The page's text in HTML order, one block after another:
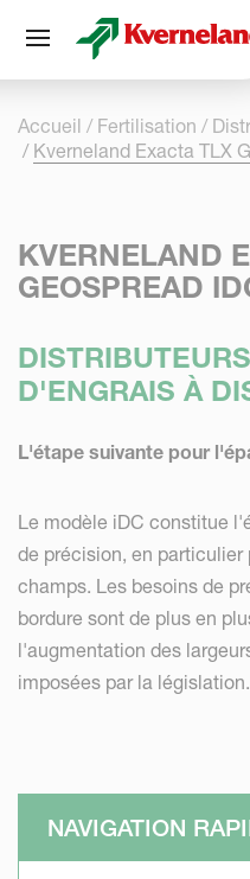
Accueil Fertilisation
Kverneland Exacta TLX
KVERNELAND
GEOSPREAD
D'ENGRAIS À
L'étape suivante pour
Le modèle iDC constitue
de précision, en particulier
champs. Les besoins de
bordure sont de plus en
l'augmentation des
imposées par la législation.
NAVIGATION
Panneau de gestion des